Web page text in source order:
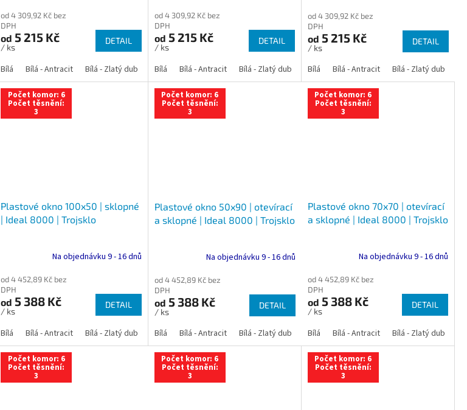
Bílá - Tmavý dub Bílá - Ořech Bílá - Mahagon Antracit Zlatý dub Tmavý dub Ořech Mahagon
od 4 309,92 Kč bez
DPH
od 5 215 Kč
/ ks
DETAIL
Bílá Bílá - Antracit Bílá - Zlatý dub Bílá - Tmavý dub Bílá - Ořech Bílá - Mahagon Antracit Zlatý dub Tmavý dub
od 4 309,92 Kč bez
DPH
od 5 215 Kč
/ ks
DETAIL
Bílá Bílá - Antracit Bílá - Zlatý dub Bílá - Tmavý dub Bílá - Ořech Bílá -
od 4 309,92 Kč bez
DPH
od 5 215 Kč
/ ks
DETAIL
Bílá Bílá - Antracit Bílá - Zlatý dub
Bílá - Tmavý dub Bílá - Ořech Bílá - Mahagon Antracit Zlatý dub Tmavý dub Ořech Mahagon
Počet komor: 6
Počet těsnění:
3
Plastové okno 100x50 | sklopné
| Ideal 8000 | Trojsklo
Na objednávku 9 - 16 dnů
od 4 452,89 Kč bez
DPH
od 5 388 Kč
/ ks
DETAIL
Bílá Bílá - Antracit Bílá - Zlatý dub Bílá - Tmavý dub Bílá - Ořech Bílá - Mahagon Antracit Zlatý dub Tmavý dub
Počet komor: 6
Počet těsnění:
3
Plastové okno 50x90 | otevírací
a sklopné | Ideal 8000 | Trojsklo
Na objednávku 9 - 16 dnů
od 4 452,89 Kč bez
DPH
od 5 388 Kč
/ ks
DETAIL
Bílá Bílá - Antracit Bílá - Zlatý dub Bílá - Tmavý dub Bílá - Ořech Bílá -
Počet komor: 6
Počet těsnění:
3
Plastové okno 70x70 | otevírací
a sklopné | Ideal 8000 | Trojsklo
Na objednávku 9 - 16 dnů
od 4 452,89 Kč bez
DPH
od 5 388 Kč
/ ks
DETAIL
Bílá Bílá - Antracit Bílá - Zlatý dub
Počet komor: 6
Počet těsnění:
3
Počet komor: 6
Počet těsnění:
3
Počet komor: 6
Počet těsnění:
3